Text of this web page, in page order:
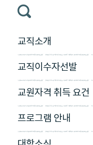
교직소개
교직이수자선발
교원자격 취득 요건
프로그램 안내